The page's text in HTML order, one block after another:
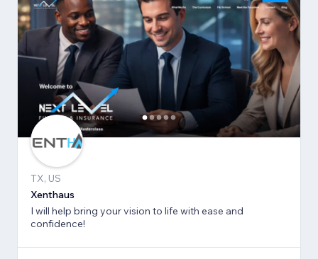
TX, US
Xenthaus
I will help bring your vision to life with ease and
confidence!